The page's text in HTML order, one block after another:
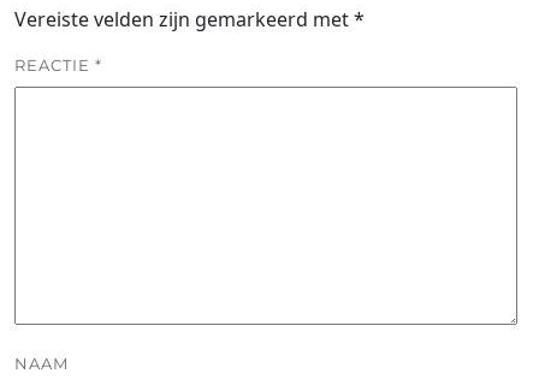
Vereiste velden zijn gemarkeerd met*
REACTIE *
NAAM